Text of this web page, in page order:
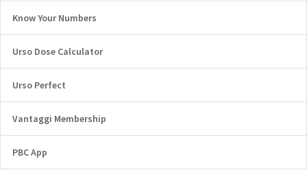
Know Your Numbers
Urso Dose Calculator
Urso Perfect
Vantaggi Membership
PBC App